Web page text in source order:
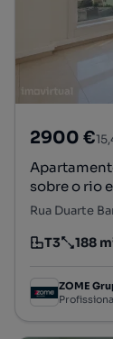
2900 €
sobre o rio
Tipologia
T3
Preço por
188
Andar
ZOME